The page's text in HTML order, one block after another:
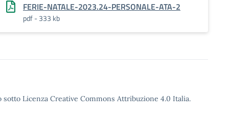
FERIE-NATALE-2023.24-PERSONALE-ATA-2
pdf - 333 kb
Licenza Creative Commons Attribuzione 4.0 Italia.